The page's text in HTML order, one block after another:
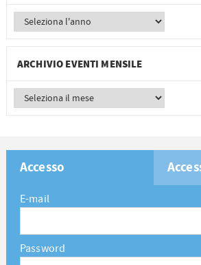
ARCHIVIO EVENTI MENSILE
Accesso
E-mail
Password